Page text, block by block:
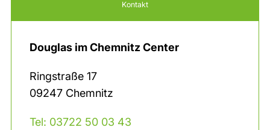
Kontakt
Douglas im Chemnitz Center
Ringstraße 17
09247 Chemnitz
Tel: 03722 50 03 43